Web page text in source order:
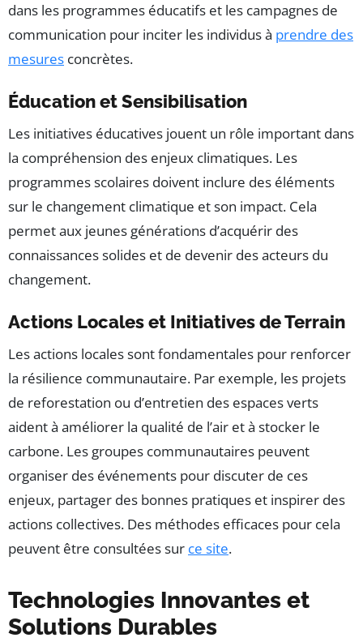
dans les programmes éducatifs et les campagnes de
communication pour inciter les individus à prendre des
mesures concrètes.
Éducation et Sensibilisation
Les initiatives éducatives jouent un rôle important dans
la compréhension des enjeux climatiques. Les
programmes scolaires doivent inclure des éléments
sur le changement climatique et son impact. Cela
permet aux jeunes générations d’acquérir des
connaissances solides et de devenir des acteurs du
changement.
Actions Locales et Initiatives de Terrain
Les actions locales sont fondamentales pour renforcer
la résilience communautaire. Par exemple, les projets
de reforestation ou d’entretien des espaces verts
aident à améliorer la qualité de l’air et à stocker le
carbone. Les groupes communautaires peuvent
organiser des événements pour discuter de ces
enjeux, partager des bonnes pratiques et inspirer des
actions collectives. Des méthodes efficaces pour cela
peuvent être consultées sur ce site.
Technologies Innovantes et
Solutions Durables